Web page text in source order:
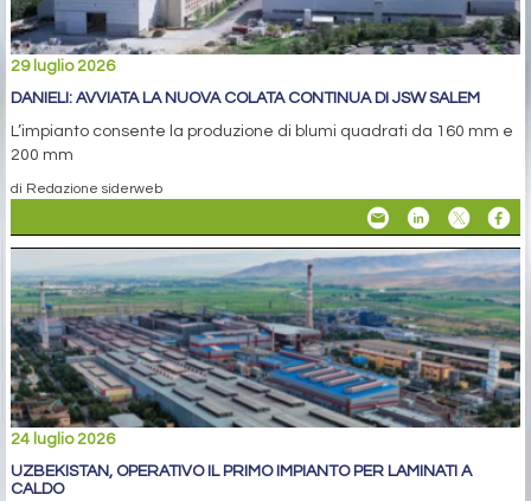
29 luglio 2026
DANIELI: AVVIATA LA NUOVA COLATA CONTINUA DI JSW SALEM
L’impianto consente la produzione di blumi quadrati da 160 mm e
200 mm
di Redazione siderweb
24 luglio 2026
UZBEKISTAN, OPERATIVO IL PRIMO IMPIANTO PER LAMINATI A
CALDO